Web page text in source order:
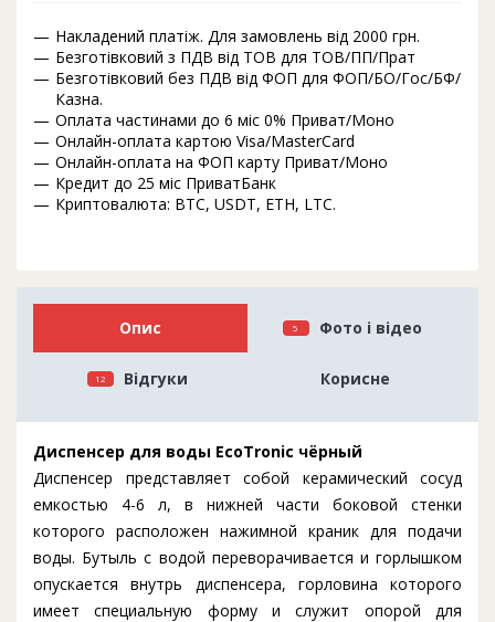
Накладений платіж. Для замовлень від 2000 грн.
Безготівковий з ПДВ від ТОВ для ТОВ/ПП/Прат
Безготівковий без ПДВ від ФОП для ФОП/БО/Гос/БФ/
Казна.
Оплата частинами до 6 міс 0% Приват/Моно
Онлайн-оплата картою Visa/MasterCard
Онлайн-оплата на ФОП карту Приват/Моно
Кредит до 25 міс ПриватБанк
Криптовалюта: BTC, USDT, ETH, LTC.
Опис 5 Фото і відео
12 Відгуки Корисне
Диспенсер для воды EcoTronic чёрный
Диспенсер представляет собой керамический сосуд
емкостью 4-6 л, в нижней части боковой стенки
которого расположен нажимной краник для подачи
воды. Бутыль с водой переворачивается и горлышком
опускается внутрь диспенсера, горловина которого
имеет специальную форму и служит опорой для